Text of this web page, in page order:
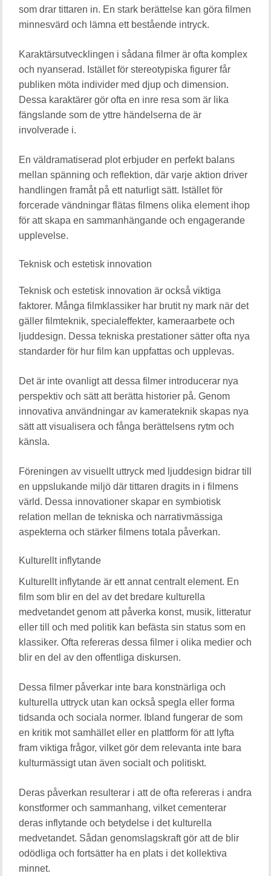
som drar tittaren in. En stark berättelse kan göra filmen
minnesvärd och lämna ett bestående intryck.
Karaktärsutvecklingen i sådana filmer är ofta komplex
och nyanserad. Istället för stereotypiska figurer får
publiken möta individer med djup och dimension.
Dessa karaktärer gör ofta en inre resa som är lika
fängslande som de yttre händelserna de är
involverade i.
En väldramatiserad plot erbjuder en perfekt balans
mellan spänning och reflektion, där varje aktion driver
handlingen framåt på ett naturligt sätt. Istället för
forcerade vändningar flätas filmens olika element ihop
för att skapa en sammanhängande och engagerande
upplevelse.
Teknisk och estetisk innovation
Teknisk och estetisk innovation är också viktiga
faktorer. Många filmklassiker har brutit ny mark när det
gäller filmteknik, specialeffekter, kameraarbete och
ljuddesign. Dessa tekniska prestationer sätter ofta nya
standarder för hur film kan uppfattas och upplevas.
Det är inte ovanligt att dessa filmer introducerar nya
perspektiv och sätt att berätta historier på. Genom
innovativa användningar av kamerateknik skapas nya
sätt att visualisera och fånga berättelsens rytm och
känsla.
Föreningen av visuellt uttryck med ljuddesign bidrar till
en uppslukande miljö där tittaren dragits in i filmens
värld. Dessa innovationer skapar en symbiotisk
relation mellan de tekniska och narrativmässiga
aspekterna och stärker filmens totala påverkan.
Kulturellt inflytande
Kulturellt inflytande är ett annat centralt element. En
film som blir en del av det bredare kulturella
medvetandet genom att påverka konst, musik, litteratur
eller till och med politik kan befästa sin status som en
klassiker. Ofta refereras dessa filmer i olika medier och
blir en del av den offentliga diskursen.
Dessa filmer påverkar inte bara konstnärliga och
kulturella uttryck utan kan också spegla eller forma
tidsanda och sociala normer. Ibland fungerar de som
en kritik mot samhället eller en plattform för att lyfta
fram viktiga frågor, vilket gör dem relevanta inte bara
kulturmässigt utan även socialt och politiskt.
Deras påverkan resulterar i att de ofta refereras i andra
konstformer och sammanhang, vilket cementerar
deras inflytande och betydelse i det kulturella
medvetandet. Sådan genomslagskraft gör att de blir
odödliga och fortsätter ha en plats i det kollektiva
minnet.